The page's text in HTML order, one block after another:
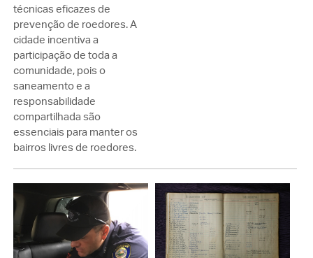
técnicas eficazes de
prevenção de roedores. A
cidade incentiva a
participação de toda a
comunidade, pois o
saneamento e a
responsabilidade
compartilhada são
essenciais para manter os
bairros livres de roedores.